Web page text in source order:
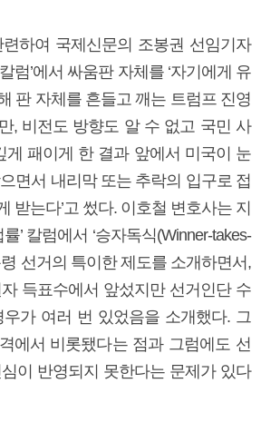
하여 국제신문의 조봉권 선임기자
럼’에서 싸움판 자체를 ‘자기에게 유
판 자체를 흔들고 깨는 트럼프 진영
, 비전도 방향도 알 수 없고 국민 사
게 패이게 한 결과 앞에서 미국이 눈
면서 내리막 또는 추락의 입구로 접
받는다’고 썼다. 이호철 변호사는 지
’ 칼럼에서 ‘승자독식(Winner-takes-
선거의 특이한 제도를 소개하면서,
득표수에서 앞섰지만 선거인단 수
가 여러 번 있었음을 소개했다. 그
에서 비롯됐다는 점과 그럼에도 선
이 반영되지 못한다는 문제가 있다